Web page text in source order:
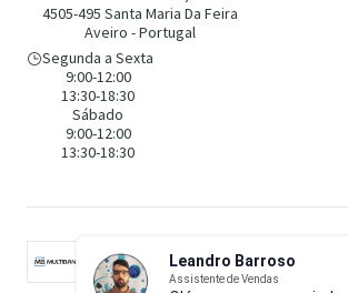
Leandro Barroso
Assistente de Vendas
4505-495 Santa Maria Da Feira
Aveiro - Portugal
Segunda a Sexta
9:00-12:00
13:30-18:30
Sábado
9:00-12:00
13:30-18:30